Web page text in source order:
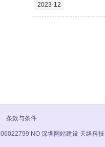
2023-12
条款与条件
06022799 NO 深圳网站建设 天络科技